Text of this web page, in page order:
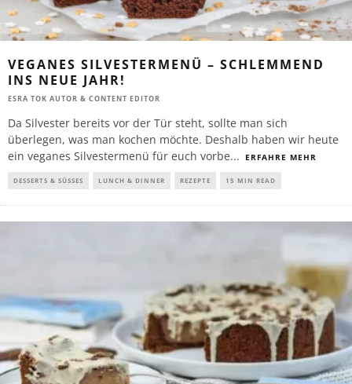
VEGANES SILVESTERMENÜ – SCHLEMMEND
INS NEUE JAHR!
ESRA TOK AUTOR & CONTENT EDITOR
Da Silvester bereits vor der Tür steht, sollte man sich
überlegen, was man kochen möchte. Deshalb haben wir heute
ein veganes Silvestermenü für euch vorbe... ERFAHRE MEHR
DESSERTS & SÜSSES LUNCH & DINNER REZEPTE 15 MIN READ